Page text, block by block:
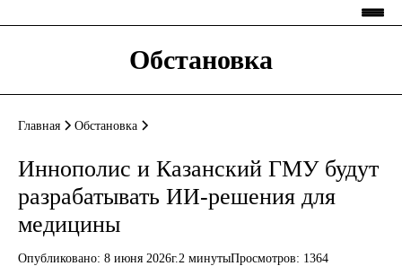
Обстановка
Главная Обстановка
Иннополис и Казанский ГМУ будут
разрабатывать ИИ-решения для
медицины
Опубликовано: 8 июня 2026г.2 минутыПросмотров: 1364